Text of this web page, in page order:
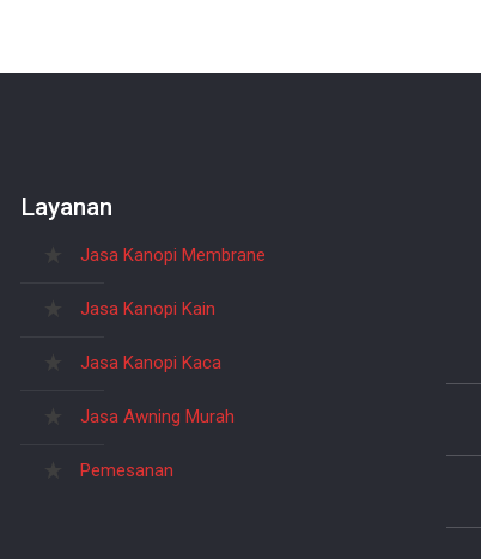
Layanan
Jasa Kanopi Membrane
Jasa Kanopi Kain
Jasa Kanopi Kaca
Jasa Awning Murah
Pemesanan